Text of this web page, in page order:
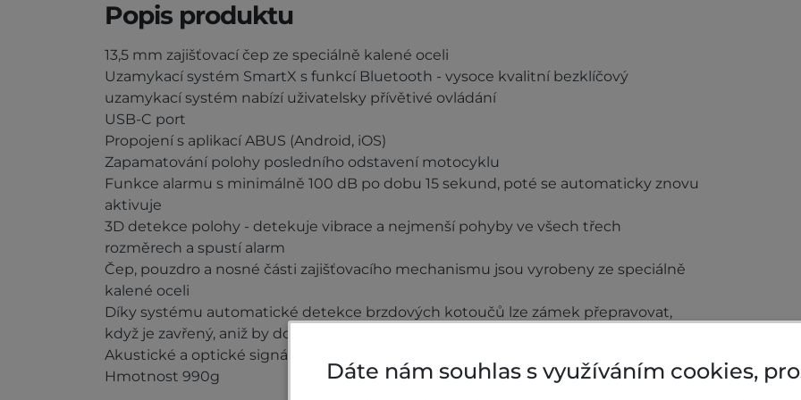
Popis produktu
13,5 mm zajišťovací čep ze speciálně kalené oceli
Uzamykací systém SmartX s funkcí Bluetooth - vysoce kvalitní bezklíčový
uzamykací systém nabízí uživatelsky přívětivé ovládání
USB-C port
Propojení s aplikací ABUS (Android, iOS)
Zapamatování polohy posledního odstavení motocyklu
Funkce alarmu s minimálně 100 dB po dobu 15 sekund, poté se automaticky znovu
aktivuje
3D detekce polohy - detekuje vibrace a nejmenší pohyby ve všech třech
rozměrech a spustí alarm
Čep, pouzdro a nosné části zajišťovacího mechanismu jsou vyrobeny ze speciálně
kalené oceli
Díky systému automatické detekce brzdových kotoučů lze zámek přepravovat,
když je zavřený, aniž by došlo k aktivaci alarmu
Akustické a optické signály (vícebarevné LED diody) indikují stav baterie a aktivity
Hmotnost 990g
Dáte nám souhlas s využíváním cookies,